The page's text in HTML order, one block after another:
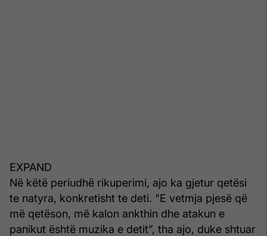
EXPAND
Në këtë periudhë rikuperimi, ajo ka gjetur qetësi
te natyra, konkretisht te deti. "E vetmja pjesë që
më qetëson, më kalon ankthin dhe atakun e
panikut është muzika e detit”, tha ajo, duke shtuar